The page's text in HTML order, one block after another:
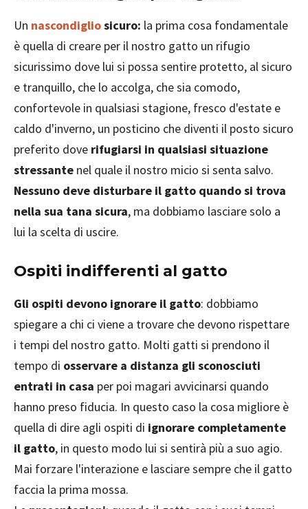
Un nascondigliosicuro: la prima cosa fondamentale
è quella di creare per il nostro gatto un rifugio
sicurissimo dove lui si possa sentire protetto, al sicuro
e tranquillo, che lo accolga, che sia comodo,
confortevole in qualsiasi stagione, fresco d'estate e
caldo d'inverno, un posticino che diventi il posto sicuro
preferito dove rifugiarsi in qualsiasi situazione
stressante nel quale il nostro micio si senta salvo.
Nessuno deve disturbare il gatto quando si trova
nella sua tana sicura, ma dobbiamo lasciare solo a
lui la scelta di uscire.
Ospiti indifferenti al gatto
Gli ospiti devono ignorare il gatto: dobbiamo
spiegare a chi ci viene a trovare che devono rispettare
i tempi del nostro gatto. Molti gatti si prendono il
tempo di osservare a distanza gli sconosciuti
entrati in casa per poi magari avvicinarsi quando
hanno preso fiducia. In questo caso la cosa migliore è
quella di dire agli ospiti di ignorare completamente
il gatto, in questo modo lui si sentirà più a suo agio.
Mai forzare l'interazione e lasciare sempre che il gatto
faccia la prima mossa.